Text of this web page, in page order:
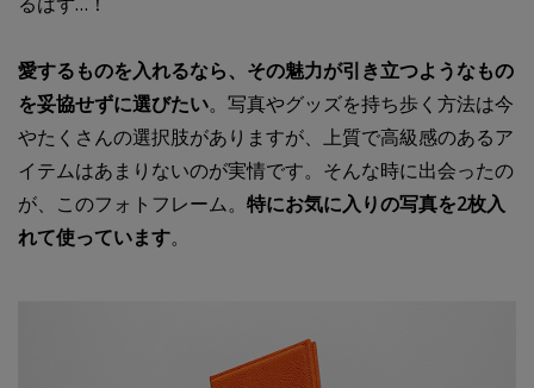
愛するものを入れるなら、その魅力が引き立つようなもの
を妥協せずに選びたい。写真やグッズを持ち歩く方法は今
やたくさんの選択肢がありますが、上質で高級感のあるア
イテムはあまりないのが実情です。そんな時に出会ったの
が、このフォトフレーム。 特にお気に入りの写真を2枚入
れて使っています。